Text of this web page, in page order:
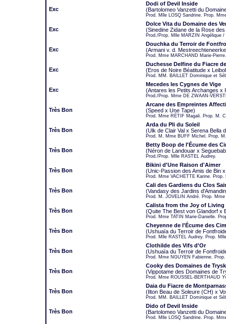
Exc
Dodi of Devil Inside
(Bartolomeo Vanzetti du
Prod. Mlle LOSQ Sandrine. Prop.
Exc
Dolce Vita du Domaine des
(Sinedine Zidane de la Rose
Prod./Prop. Mlle MARZIN Angélique
Exc
Douchka du Terroir de
(Armani v. d.
Prod. Mme MARCHAND Marie-
Exc
Duchesse Delfine du Fiacre
(Eros de Noire Béatitude x
Prod. MM. BAILLET Dominique et
Exc
Mecedes les Cygnes de Vige
(Antares les Petits Archanges x
Prod./Prop. Mme DE ZWAAN-
Très Bon
Arcane des Empreintes
(Speed x Une Tape)
Prod. Mme RÉTIF Magali. Prop. M.
Très Bon
Arda du Pli du Soleil
(Ulk de Clair Val x Serena Bella
Prod. M. Mme BUFF Michel. Prop.
Très Bon
Betty Boop de l'Écume des
(Néron de Landouar x
Prod./Prop. Mlle RASTEL Audrey.
Très Bon
Bikini d'Une Raison d'Aimer
(Unic-Passion des Amis de Bin
Prod. Mme VACHETTE Karine.
Très Bon
Cali des Gardiens du Clos
(Vandasy des Jardins
Prod. M. JOVELIN André. Prop.
Très Bon
Calista from the Joy of Living
(Quite The Best von Glandorf x
Prod. Mme TATIN Marie-Danielle.
Très Bon
Cheyenne de l'Écume des
(Ushuaïa du Terroir de
Prod. Mlle RASTEL Audrey. Prop.
Très Bon
Clothilde des Vifs d'Or
(Ushuaïa du Terroir de
Prod. Mme NGUYEN Fabienne.
Très Bon
Cooky des Domaines de
(Vippotame des Domaines de
Prod. Mme ROUSSEL-BERTHAUD
Très Bon
Daia du Fiacre de
(Ilton Beau de Soleure (CH) x
Prod. MM. BAILLET Dominique et
Très Bon
Dido of Devil Inside
(Bartolomeo Vanzetti du
Prod. Mlle LOSQ Sandrine. Prop.